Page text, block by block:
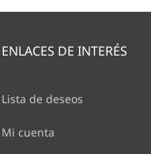
ENLACES DE INTERÉS
Lista de deseos
Mi cuenta